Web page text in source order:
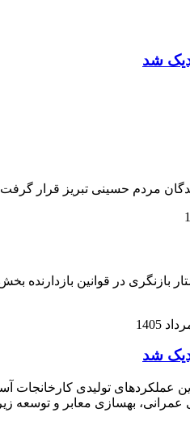
مردم حسینی تبریز قرار
در قوانین بازدارنده